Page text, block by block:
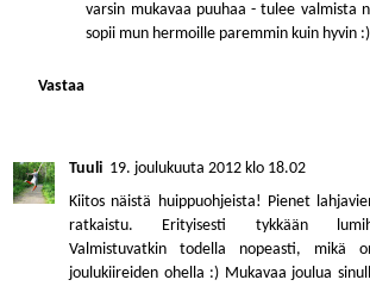
varsin mukavaa puuhaa - tulee valmista
sopii mun hermoille paremmin kuin hyvin :)
Vastaa
Tuuli 19. joulukuuta 2012 klo 18.02
Kiitos näistä huippuohjeista! Pienet
ratkaistu. Erityisesti tykkään
Valmistuvatkin todella nopeasti, mikä
joulukiireiden ohella :) Mukavaa joulua